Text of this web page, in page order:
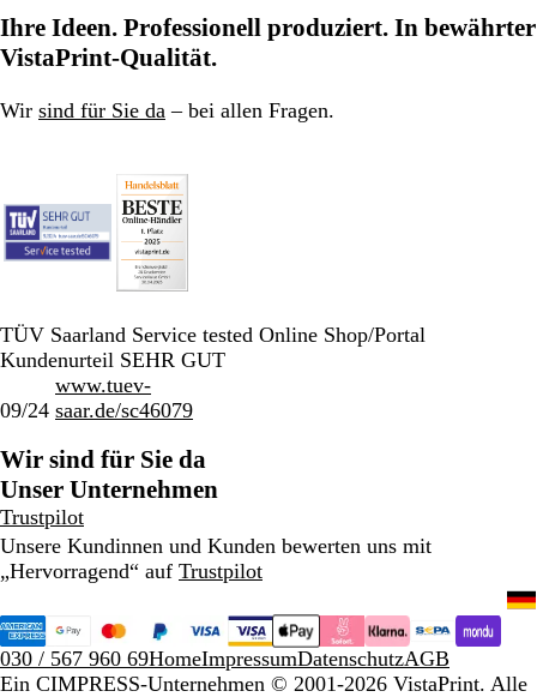
Seite
Seite
Seite
Ihre Ideen. Professionell produziert. In bewährter
VistaPrint-Qualität.
Wir sind für Sie da – bei allen Fragen.
TÜV Saarland Service tested Online Shop/Portal
Kundenurteil SEHR GUT
09/24
www.tuev-
saar.de/sc46079
Wir sind für Sie da
Unser Unternehmen
Trustpilot
Unsere Kundinnen und Kunden bewerten uns mit
„Hervorragend“ auf Trustpilot
030 / 567 960 69HomeImpressumDatenschutzAGB
Ein CIMPRESS-Unternehmen © 2001-2026 VistaPrint. Alle